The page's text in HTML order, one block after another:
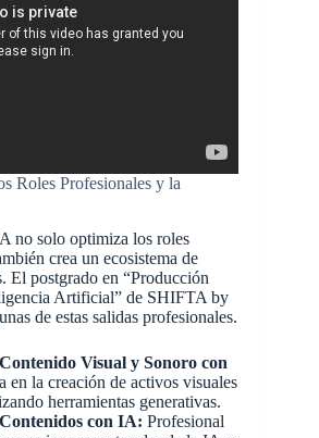
Roles Profesionales y la
no solo optimiza los roles
crea un ecosistema de
El postgrado en “Producción
Artificial” de SHIFTA by
de estas salidas profesionales.
Visual y Sonoro con
en la creación de activos visuales
herramientas generativas.
con IA: Profesional